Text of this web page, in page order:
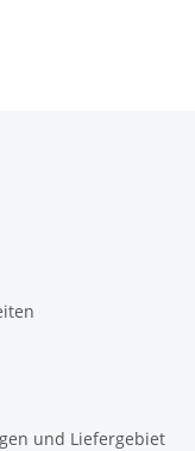
und Liefergebiet